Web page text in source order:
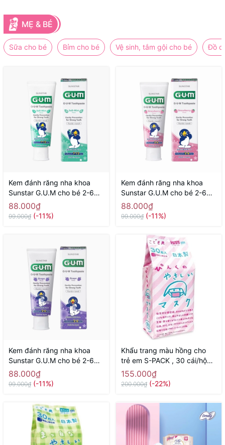
MẸ & BÉ
Sữa cho bé Bỉm cho bé Vệ sinh, tắm gội cho bé Đồ
Kem đánh răng nha khoa
Sunstar G.U.M cho bé 2-6
tuổi 70g ( hương bạc hà) -
Hàng Nhật nội địa
88.000₫
99.000₫ (-11%)
Kem đánh răng nha khoa
Sunstar G.U.M cho bé 2-6
tuổi 70g ( hương dâu) -
Hàng Nhật nội địa
88.000₫
99.000₫ (-11%)
Kem đánh răng nha khoa
Sunstar G.U.M cho bé 2-6
tuổi 70g ( hương nho) -
Hàng Nhật nội địa
88.000₫
99.000₫ (-11%)
Khẩu trang màu hồng cho
trẻ em S-PACK , 30 cái/hộp -
Hàng Nhật nội địa
155.000₫
200.000₫ (-22%)